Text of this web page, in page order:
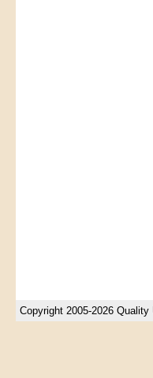
Copyright 2005-2026 Quality